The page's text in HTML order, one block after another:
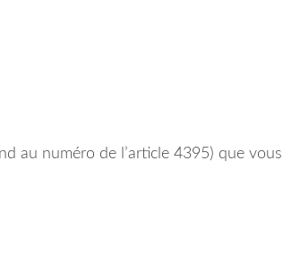
au numéro de l’article 4395) que vous